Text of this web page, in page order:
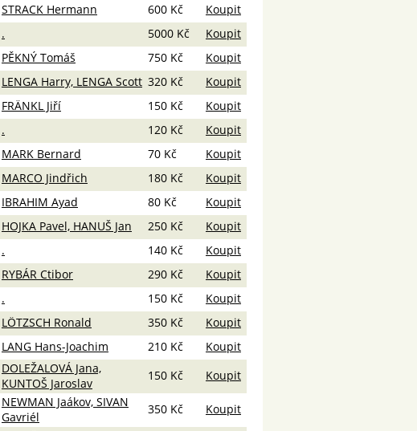
STRACK Hermann 600 Kč
Koupit
. 5000 Kč
Koupit
PĚKNÝ Tomáš 750 Kč
Koupit
LENGA Harry, LENGA Scott 320 Kč
Koupit
FRÄNKL Jiří 150 Kč
Koupit
. 120 Kč
Koupit
MARK Bernard 70 Kč
Koupit
MARCO Jindřich 180 Kč
Koupit
IBRAHIM Ayad 80 Kč
Koupit
HOJKA Pavel, HANUŠ Jan 250 Kč
Koupit
. 140 Kč
Koupit
RYBÁR Ctibor 290 Kč
Koupit
. 150 Kč
Koupit
LÖTZSCH Ronald 350 Kč
Koupit
LANG Hans-Joachim 210 Kč
Koupit
DOLEŽALOVÁ Jana,
KUNTOŠ Jaroslav
150 Kč Koupit
NEWMAN Jaákov, SIVAN
Gavriél
350 Kč
Koupit